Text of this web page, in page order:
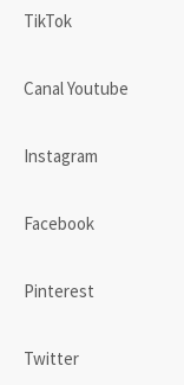
TikTok
Canal Youtube
Instagram
Facebook
Pinterest
Twitter